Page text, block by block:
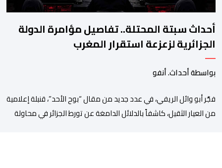
أحداث سبتة المحتلة.. تفاصيل مؤامرة الدولة
الجزائرية لزعزعة استقرار المغرب
بواسطة أحداث. أنفو
فجَّر أبو وائل الريفي، في عدد جديد من مقال “بوح الأحد”، قنبلة إعلامية
من العيار الثقيل، كاشفاً بالدلائل الدامغة عن تورط الجزائر في محاولة